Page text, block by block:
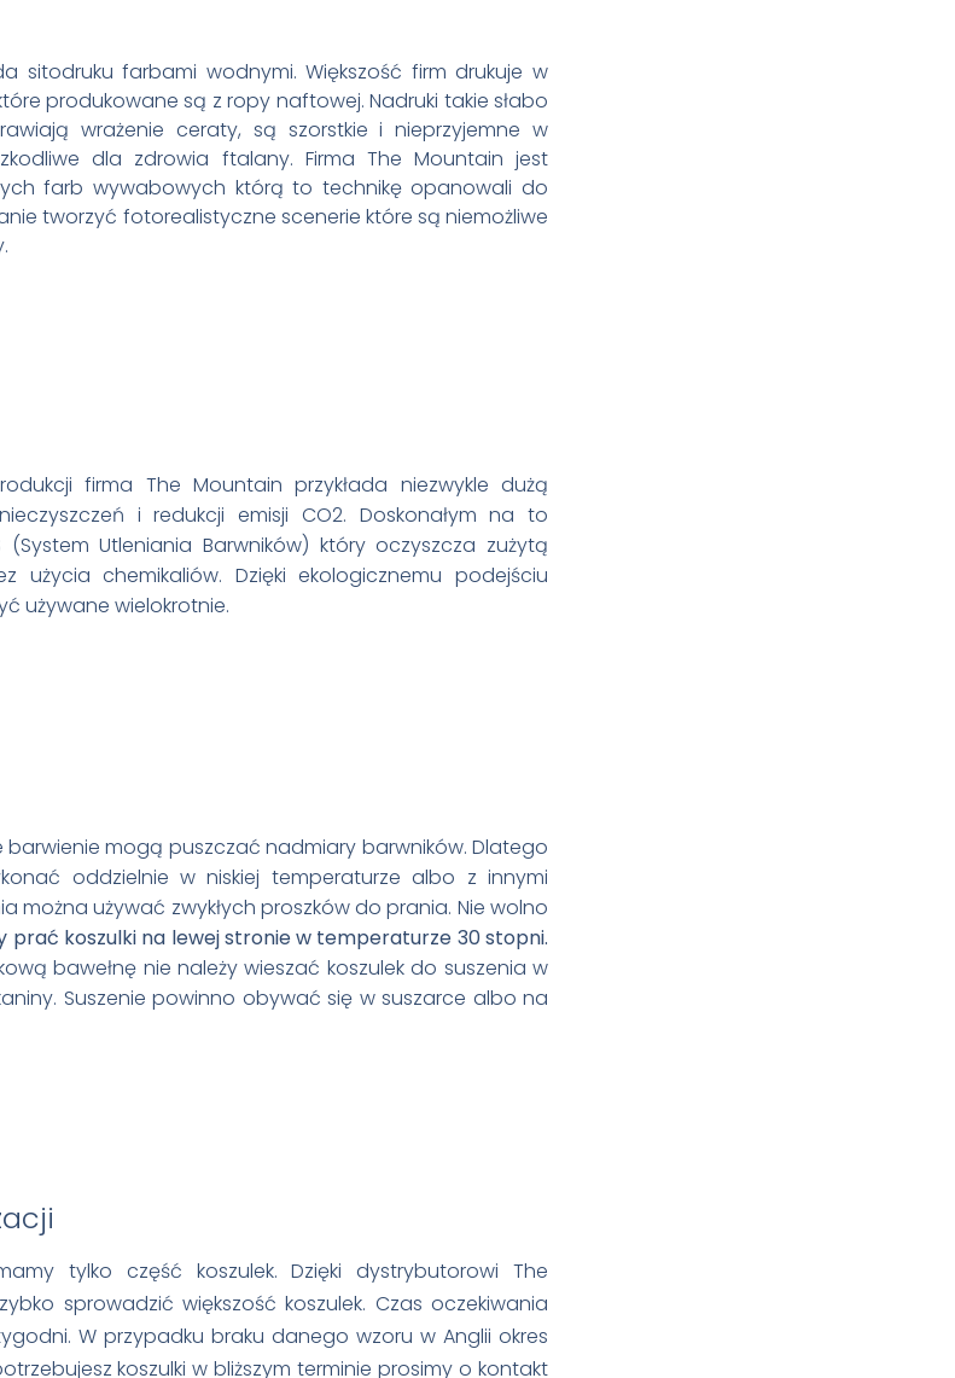
sitodruku farbami wodnymi. Większość firm drukuje w
produkowane są z ropy naftowej. Nadruki takie słabo
wrażenie ceraty, są szorstkie i nieprzyjemne w
dla zdrowia ftalany. Firma The Mountain jest
farb wywabowych którą to technikę opanowali do
tworzyć fotorealistyczne scenerie które są niemożliwe
firma The Mountain przykłada niezwykle dużą
i redukcji emisji CO2. Doskonałym na to
(System Utleniania Barwników) który oczyszcza zużytą
użycia chemikaliów. Dzięki ekologicznemu podejściu
używane wielokrotnie.
barwienie mogą puszczać nadmiary barwników. Dlatego
oddzielnie w niskiej temperaturze albo z innymi
można używać zwykłych proszków do prania. Nie wolno
prać koszulki na lewej stronie w temperaturze 30 stopni.
bawełnę nie należy wieszać koszulek do suszenia w
Suszenie powinno obywać się w suszarce albo na
tylko część koszulek. Dzięki dystrybutorowi The
sprowadzić większość koszulek. Czas oczekiwania
W przypadku braku danego wzoru w Anglii okres
koszulki w bliższym terminie prosimy o kontakt